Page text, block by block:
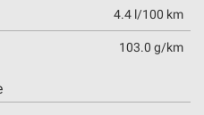
4.4 l/100 km
103.0 g/km